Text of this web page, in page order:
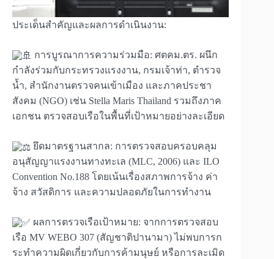
ประเด็นสำคัญและผลการดำเนินงาน:
การบูรณาการความร่วมมือ: ศตคม.ตร. ผนึก
กำลังร่วมกับกระทรวงแรงงาน, กรมเจ้าท่า, ตำรวจ
น้ำ, สำนักงานตรวจคนเข้าเมือง และภาคประชา
สังคม (NGO) เช่น Stella Maris Thailand รวมถึงภาค
เอกชน ตรวจสอบเรือในพื้นที่เป้าหมายอย่างละเอียด
ยึดมาตรฐานสากล: การตรวจสอบครอบคลุม
อนุสัญญาแรงงานทางทะเล (MLC, 2006) และ ILO
Convention No.188 โดยเน้นเรื่องสภาพการจ้าง ค่า
จ้าง สวัสดิการ และความปลอดภัยในการทำงาน
ผลการตรวจเรือเป้าหมาย: จากการตรวจสอบ
เรือ MV WEBO 307 (สัญชาติปานามา) ไม่พบการก
ระทำความผิดเกี่ยวกับการค้ามนุษย์ หรือการละเมิด